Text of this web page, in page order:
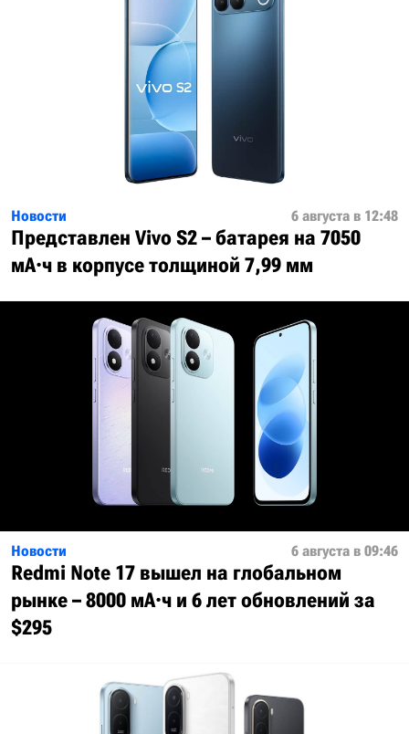
Новости 6 августа в 12:48
Представлен Vivo S2 – батарея на 7050
мА·ч в корпусе толщиной 7,99 мм
Новости 6 августа в 09:46
Redmi Note 17 вышел на глобальном
рынке – 8000 мА·ч и 6 лет обновлений за
$295